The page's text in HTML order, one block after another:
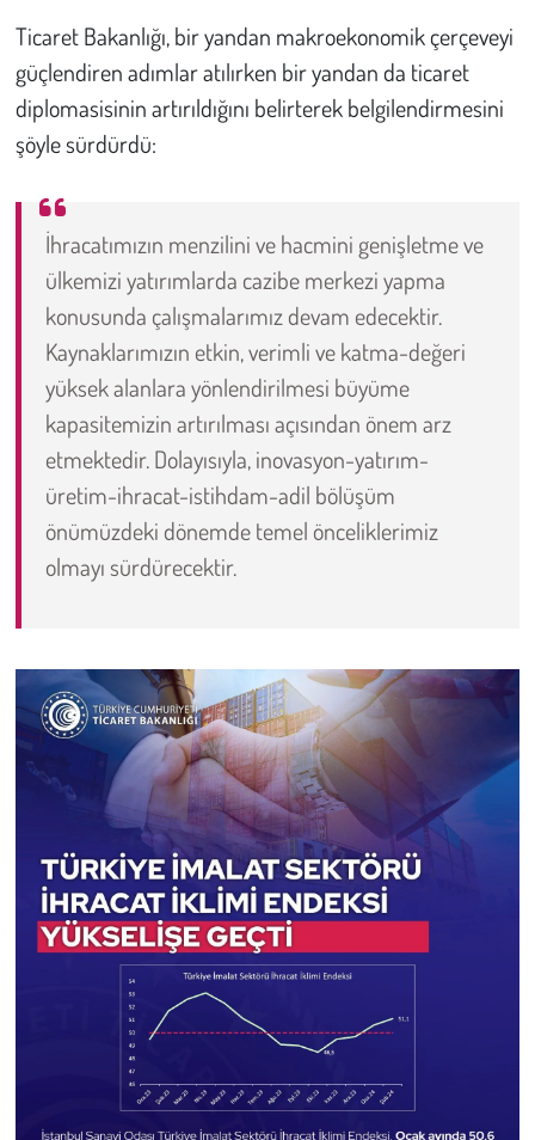
Ticaret Bakanlığı, bir yandan makroekonomik çerçeveyi
güçlendiren adımlar atılırken bir yandan da ticaret
diplomasisinin artırıldığını belirterek belgilendirmesini
şöyle sürdürdü:
İhracatımızın menzilini ve hacmini genişletme ve
ülkemizi yatırımlarda cazibe merkezi yapma
konusunda çalışmalarımız devam edecektir.
Kaynaklarımızın etkin, verimli ve katma-değeri
yüksek alanlara yönlendirilmesi büyüme
kapasitemizin artırılması açısından önem arz
etmektedir. Dolayısıyla, inovasyon-yatırım-
üretim-ihracat-istihdam-adil bölüşüm
önümüzdeki dönemde temel önceliklerimiz
olmayı sürdürecektir.